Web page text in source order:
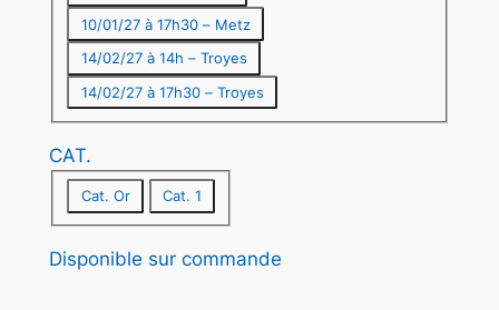
0
€
10/01/27 à 17h30 – Metz
14/02/27 à 14h – Troyes
14/02/27 à 17h30 – Troyes
CAT.
Cat. Or Cat. 1
Disponible sur commande